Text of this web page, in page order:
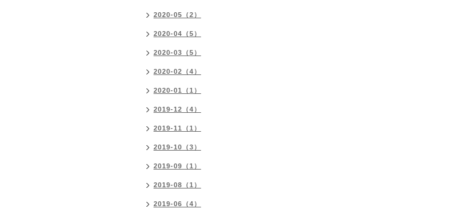
2020-05（2）
2020-04（5）
2020-03（5）
2020-02（4）
2020-01（1）
2019-12（4）
2019-11（1）
2019-10（3）
2019-09（1）
2019-08（1）
2019-06（4）